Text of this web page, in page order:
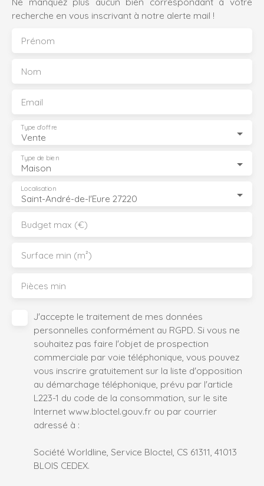
recherche en vous inscrivant à notre alerte mail !
Prénom
Nom
Email
Vente
Type d'offre
Maison
Type de bien
Saint-André-de-l'Eure 27220
Localisation
Budget max (€)
Surface min (m²)
Pièces min
J'accepte le traitement de mes données
personnelles conformément au RGPD. Si vous ne
souhaitez pas faire l'objet de prospection
commerciale par voie téléphonique, vous pouvez
vous inscrire gratuitement sur la liste d'opposition
au démarchage téléphonique, prévu par l'article
L223-1 du code de la consommation, sur le site
Internet www.bloctel.gouv.fr ou par courrier
adressé à :
Société Worldline, Service Bloctel, CS 61311, 41013
BLOIS CEDEX.